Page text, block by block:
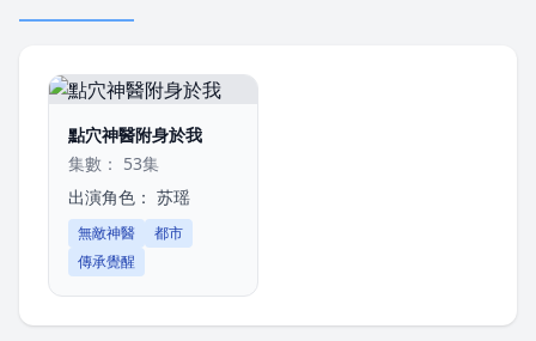
點穴神醫附身於我
集數： 53集
出演角色： 苏瑶
無敵神醫
都市
傳承覺醒